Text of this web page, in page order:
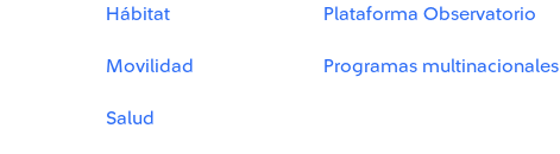
Hábitat
Movilidad
Salud
Plataforma Observatorio
Programas multinacionales